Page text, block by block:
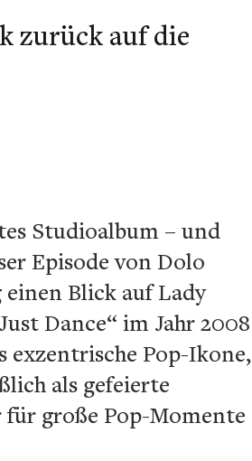
zurück auf die
Studioalbum – und
Episode von Dolo
Blick auf Lady
Dance“ im Jahr 2008
exzentrische Pop-Ikone,
als gefeierte
große Pop-Momente